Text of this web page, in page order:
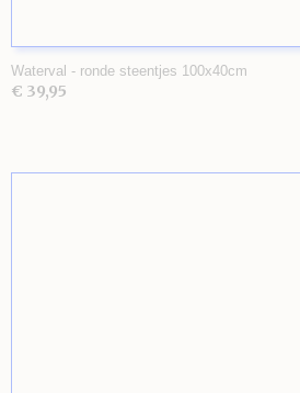
Waterval - ronde steentjes 100x40cm
€ 39,95